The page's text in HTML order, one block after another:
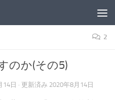
2
のか(その5)
14日 · 更新済み 2020年8月14日